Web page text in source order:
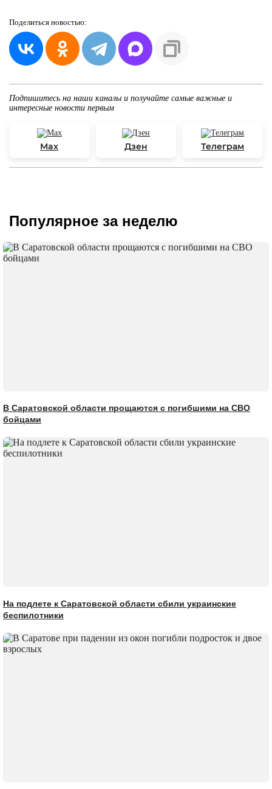
Поделиться новостью:
Подпишитесь на наши каналы и получайте самые важные и
интересные новости первым
Max Дзен Телеграм
Популярное за неделю
В Саратовской области прощаются с погибшими на СВО
бойцами
На подлете к Саратовской области сбили украинские
беспилотники